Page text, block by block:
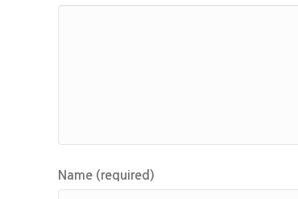
Name (required)